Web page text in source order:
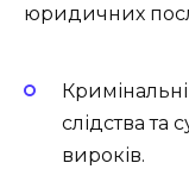
юридичних
слідства та
вироків.